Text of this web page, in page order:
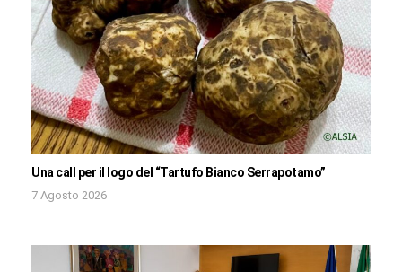
Una call per il logo del “Tartufo Bianco Serrapotamo”
7 Agosto 2026